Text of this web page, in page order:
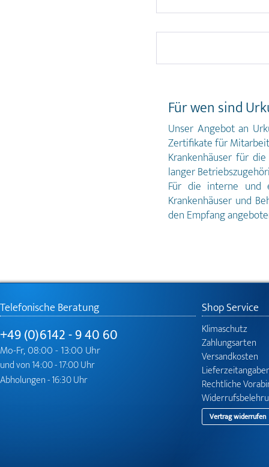
Für wen sind
Unser Angebot an
Zertifikate für
Krankenhäuser für
langer
Für die interne und
Krankenhäuser und
den Empfang
Telefonische Beratung
+49 (0)6142 - 9 40 60
Mo-Fr, 08:00 - 13:00 Uhr
und von 14:00 - 17:00 Uhr
Abholungen - 16:30 Uhr
Shop Service
Klimaschutz
Zahlungsarten
Versandkosten
Rechtliche
Vertrag widerrufen